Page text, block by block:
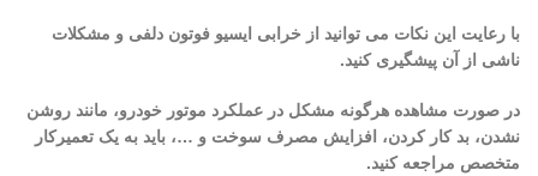
با رعایت این نکات می توانید از خرابی ایسیو فوتون دلفی و مشکلات
ناشی از آن پیشگیری کنید.
در صورت مشاهده هرگونه مشکل در عملکرد موتور خودرو، مانند روشن
نشدن، بد کار کردن، افزایش مصرف سوخت و …، باید به یک تعمیرکار
متخصص مراجعه کنید.